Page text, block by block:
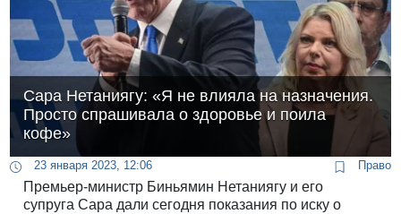
Сара Нетаниягу: «Я не влияла на назначения.
Просто спрашивала о здоровье и поила
кофе»
23 января 2023, 12:06 Право
Премьер-министр Биньямин Нетаниягу и его
супруга Сара дали сегодня показания по иску о